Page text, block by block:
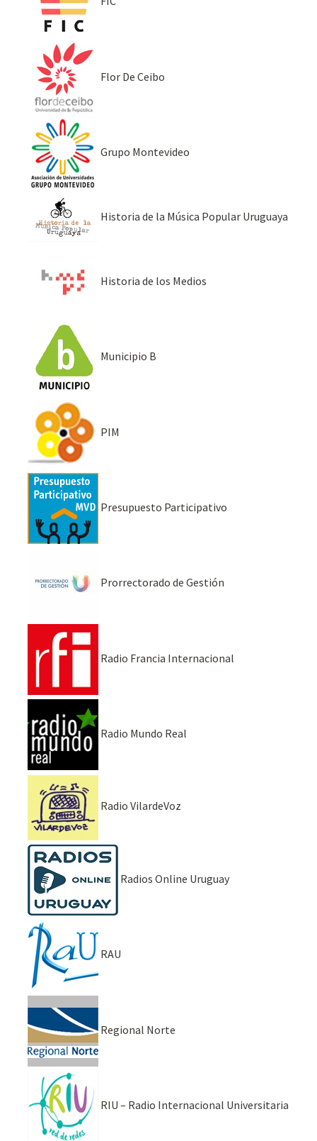
Flor De Ceibo
Grupo Montevideo
Historia de la Música Popular Uruguaya
Historia de los Medios
Municipio B
PIM
Presupuesto Participativo
Prorrectorado de Gestión
Radio Francia Internacional
Radio Mundo Real
Radio VilardeVoz
Radios Online Uruguay
RAU
Regional Norte
RIU – Radio Internacional Universitaria